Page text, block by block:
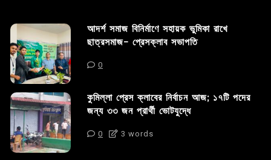
আদর্শ সমাজ বিনির্মাণে সহায়ক ভুমিকা রাখে
ছাত্রসমাজ- প্রেসক্লাব সভাপতি
0
কুমিল্লা প্রেস ক্লাবের নির্বাচন আজ; ১৭টি পদের
জন্য ৩৩ জন প্রার্থী ভোটযুদ্ধে
0 3 words